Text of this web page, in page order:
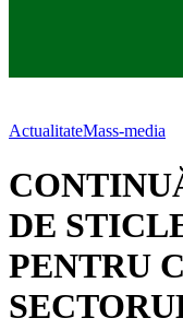
ActualitateMass-media
DE
PENTRU